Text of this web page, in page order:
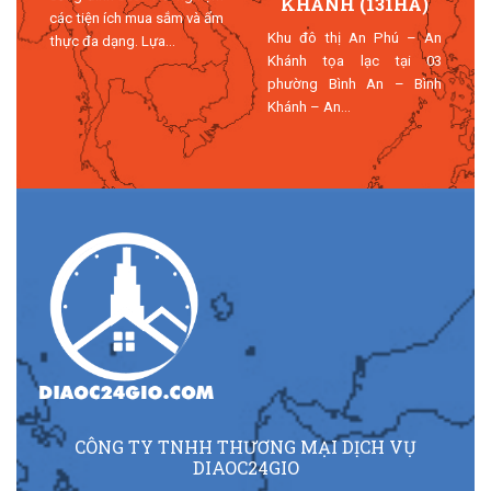
các tiện ích mua sắm và ẩm
thực đa dạng. Lựa...
Khu đô thị An Phú – An
Khánh tọa lạc tại 03
phường Bình An – Bình
Khánh – An...
CÔNG TY TNHH THƯƠNG MẠI DỊCH VỤ
DIAOC24GIO